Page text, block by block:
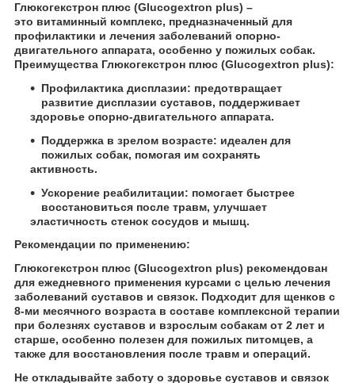
Глюкогекстрон плюс (Glucogextron plus) –
это витаминный комплекс, предназначенный для
профилактики и лечения заболеваний опорно-
двигательного аппарата, особенно у пожилых собак.
Преимущества Глюкогекстрон плюс (Glucogextron plus):
Профилактика дисплазии: предотвращает
развитие дисплазии суставов, поддерживает
здоровье опорно-двигательного аппарата.
Поддержка в зрелом возрасте: идеален для
пожилых собак, помогая им сохранять
активность.
Ускорение реабилитации: помогает быстрее
восстановиться после травм, улучшает
эластичность стенок сосудов и мышц.
Рекомендации по применению:
Глюкогекстрон плюс (Glucogextron plus) рекомендован
для ежедневного применения курсами с целью лечения
заболеваний суставов и связок. Подходит для щенков с
8-ми месячного возраста в составе комплексной терапии
при болезнях суставов и взрослым собакам от 2 лет и
старше, особенно полезен для пожилых питомцев, а
также для восстановления после травм и операций.
Не откладывайте заботу о здоровье суставов и связок